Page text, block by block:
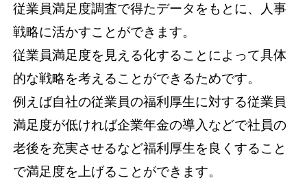
従業員満足度調査で得たデータをもとに、人事
戦略に活かすことができます。
従業員満足度を見える化することによって具体
的な戦略を考えることができるためです。
例えば自社の従業員の福利厚生に対する従業員
満足度が低ければ企業年金の導入などで社員の
老後を充実させるなど福利厚生を良くすること
で満足度を上げることができます。